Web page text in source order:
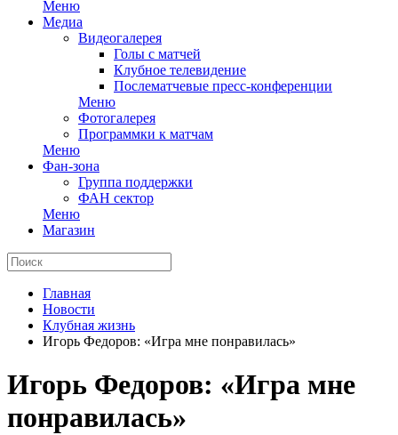
Меню
Медиа
Видеогалерея
Голы с матчей
Клубное телевидение
Послематчевые пресс-конференции
Меню
Фотогалерея
Программки к матчам
Меню
Фан-зона
Группа поддержки
ФАН сектор
Меню
Магазин
Главная
Новости
Клубная жизнь
Игорь Федоров: «Игра мне понравилась»
Игорь Федоров: «Игра мне
понравилась»